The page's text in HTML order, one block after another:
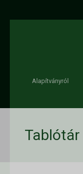
Alapítványról
Tablótár